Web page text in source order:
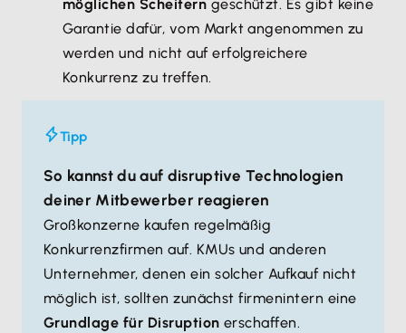
möglichen Scheitern geschützt. Es gibt keine
Garantie dafür, vom Markt angenommen zu
werden und nicht auf erfolgreichere
Konkurrenz zu treffen.
Tipp
So kannst du auf disruptive Technologien
deiner Mitbewerber reagieren
Großkonzerne kaufen regelmäßig
Konkurrenzfirmen auf. KMUs und anderen
Unternehmer, denen ein solcher Aufkauf nicht
möglich ist, sollten zunächst firmenintern eine
Grundlage für Disruption erschaffen.